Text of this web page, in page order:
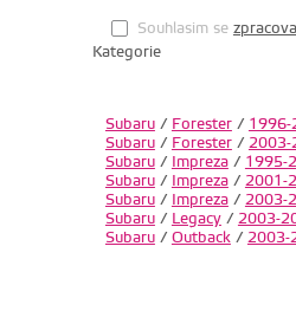
Souhlasim se
Kategorie
Subaru/ Forester/ 1996-
Subaru/ Forester/ 2003-
Subaru/ Impreza/ 1995-
Subaru/ Impreza/ 2001-
Subaru/ Impreza/ 2003-
Subaru/ Legacy/ 2003-
Subaru/ Outback/ 2003-